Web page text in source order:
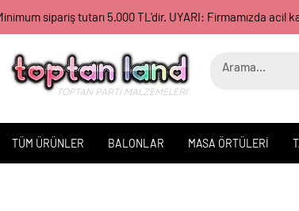
sipariş tutarı 5.000 TL'dir. UYARI: Firmamızda
TOPTAN PARTİ MALZEMELERİ
TÜM ÜRÜNLER BALONLAR MASA ÖRTÜLERİ